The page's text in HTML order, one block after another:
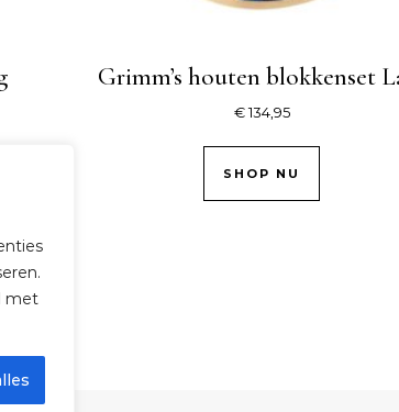
met
Grimm’s houten blokkenset
€134,95
SHOP NU